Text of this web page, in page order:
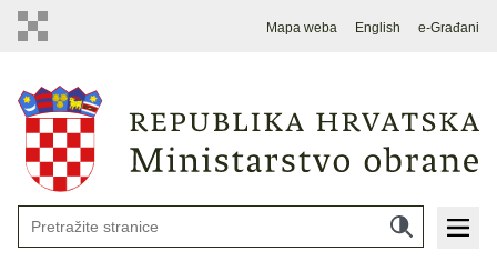
Mapa weba English e-Građani